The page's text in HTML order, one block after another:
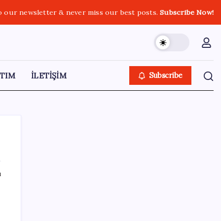
our newsletter & never miss our best posts.Subscribe Now!
İLETİŞİM Subscribe